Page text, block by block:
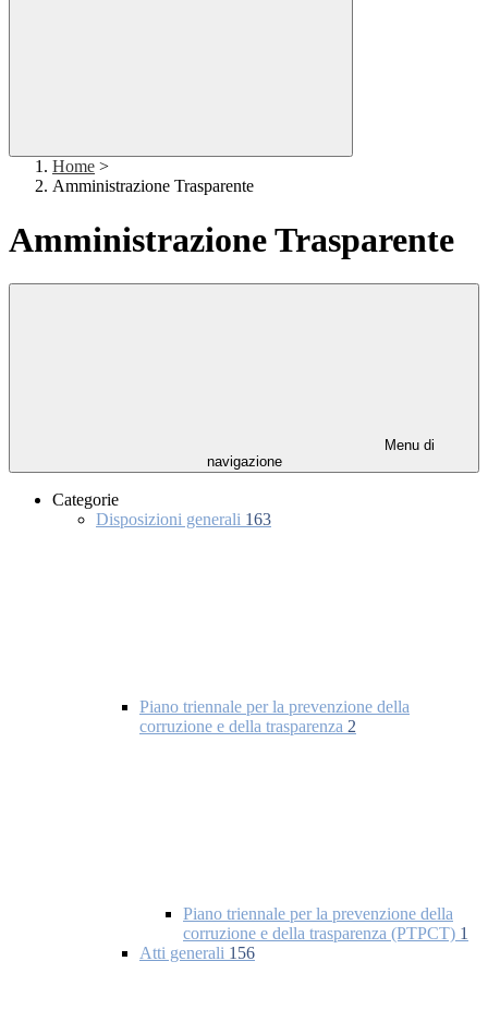
Home >
Amministrazione Trasparente
Amministrazione Trasparente
Menu di
navigazione
Categorie
Disposizioni generali 163
Piano triennale per la prevenzione della
corruzione e della trasparenza 2
Piano triennale per la prevenzione della
corruzione e della trasparenza (PTPCT) 1
Atti generali 156